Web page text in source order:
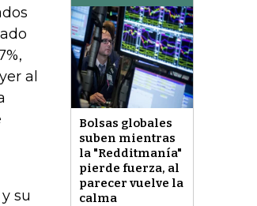
Bolsas globales
suben mientras
la "Redditmanía"
pierde fuerza, al
parecer vuelve la
calma
al
su